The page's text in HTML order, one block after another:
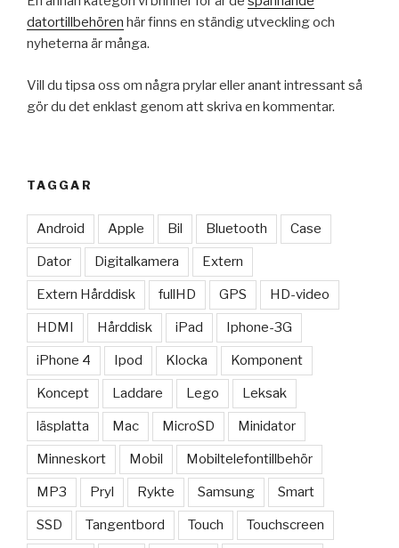
datortillbehören här finns en ständig utveckling och
nyheterna är många.
Vill du tipsa oss om några prylar eller anant intressant så
gör du det enklast genom att skriva en kommentar.
TAGGAR
Android Apple Bil Bluetooth Case
Dator Digitalkamera Extern
Extern Hårddisk fullHD GPS HD-video
HDMI Hårddisk iPad Iphone-3G
iPhone 4 Ipod Klocka Komponent
Koncept Laddare Lego Leksak
läsplatta Mac MicroSD Minidator
Minneskort Mobil Mobiltelefontillbehör
MP3 Pryl Rykte Samsung Smart
SSD Tangentbord Touch Touchscreen